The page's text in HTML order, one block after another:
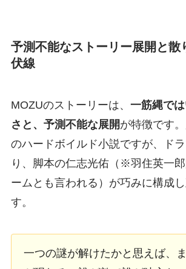
予測不能なストーリー展開と散
伏線
MOZUのストーリーは、 一筋縄で
さと、予測不能な展開が特徴です
のハードボイルド小説ですが、ド
り、脚本の仁志光佑（※羽住英一
ームとも言われる）が巧みに構成
す。
一つの謎が解けたかと思えば、